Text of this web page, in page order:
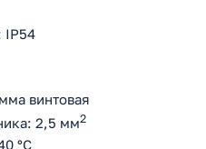
IP54
винтовая
2,5 мм2
°C